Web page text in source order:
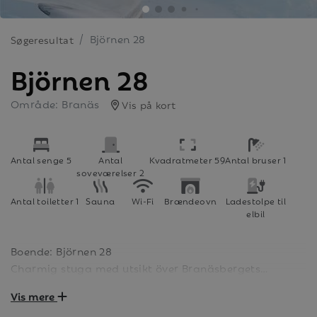
Søgeresultat Björnen 28
Björnen 28
Område: Branäs Vis på kort
Antal senge 5
Antal
soveværelser 2
Kvadratmeter 59Antal bruser 1
Antal toiletter 1 Sauna Wi-Fi Brændeovn
Ladestolpe til
elbil
Boende: Björnen 28
Charmig stuga med utsikt över Branäsbergets
Slappna av framför braskaminen eller i bastun. I
Vis mere